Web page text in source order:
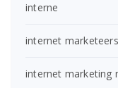
interne
internet marketeers
internet marketing